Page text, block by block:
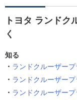
トヨタ ランドク
く
知る
ランドクルーザー
ランドクルーザー
ランドクルーザー